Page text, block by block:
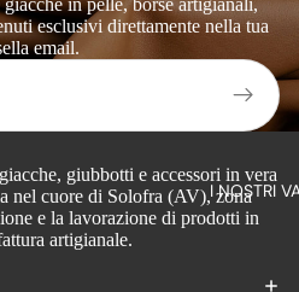
I NOSTRI
in pelle, borse artigianali,
esclusivi direttamente nella tua
email.
giubbotti e accessori in vera
nel cuore di Solofra (AV), zona
e la lavorazione di prodotti in
artigianale.